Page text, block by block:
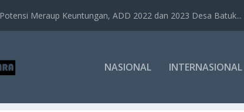
Potensi Meraup Keuntungan, ADD 2022 dan 2023 Desa Batuk...
NASIONAL INTERNASIONAL